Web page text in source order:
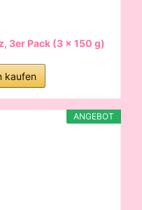
3er Pack (3 x 150 g)
kaufen
ANGEBOT